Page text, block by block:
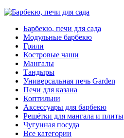
Барбекю, печи для сада
Модульные барбекю
Грили
Костровые чаши
Мангалы
Тандыры
Универсальная печь Garden
Печи для казана
Коптильни
Аксессуары для барбекю
Решётки для мангала и плиты
Чугунная посуда
Все категории